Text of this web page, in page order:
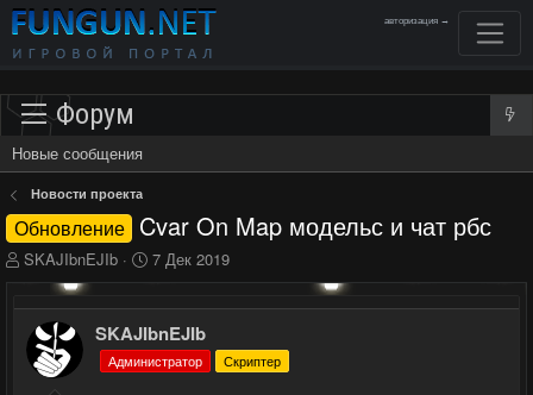
авторизация →
Форум
Новые сообщения
Новости проекта
Обновление Cvar On Map модельс и чат рбс
А
в
р
т
SKAJIbnEJIb
Д
а
н
а
7 Дек 2019
SKAJIbnEJIb
Администратор Скриптер